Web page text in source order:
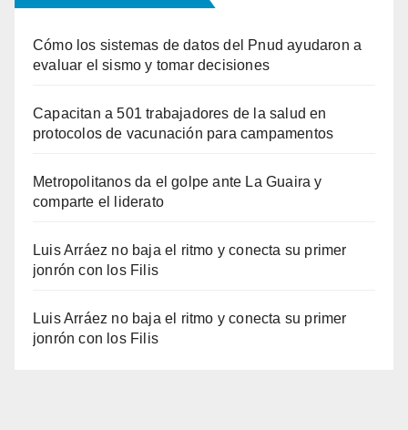
Cómo los sistemas de datos del Pnud ayudaron a
evaluar el sismo y tomar decisiones
Capacitan a 501 trabajadores de la salud en
protocolos de vacunación para campamentos
Metropolitanos da el golpe ante La Guaira y
comparte el liderato
Luis Arráez no baja el ritmo y conecta su primer
jonrón con los Filis
Luis Arráez no baja el ritmo y conecta su primer
jonrón con los Filis